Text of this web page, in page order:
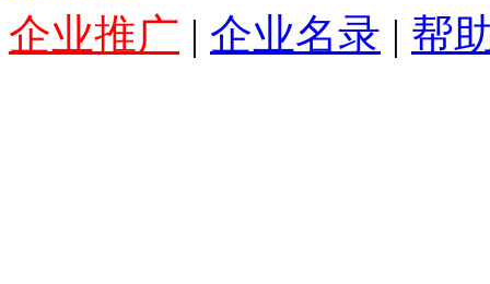
企业推广 | 企业名录 | 帮